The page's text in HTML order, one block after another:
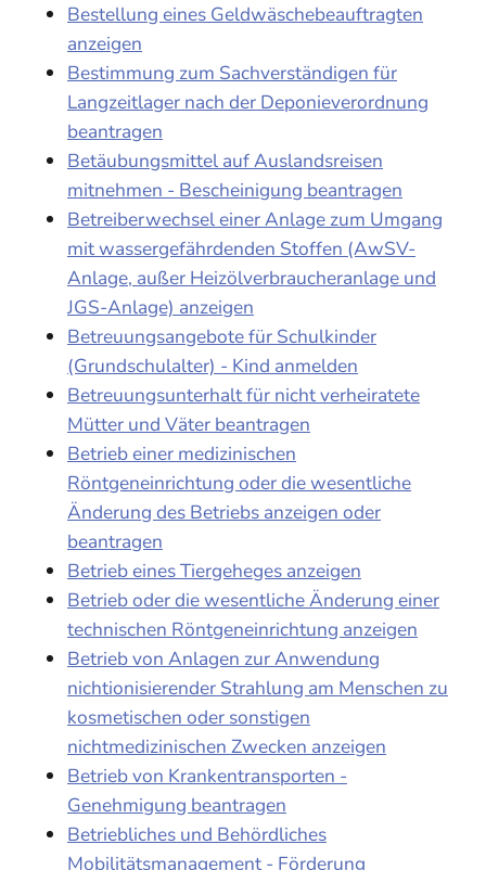
Bestellung eines Geldwäschebeauftragten
anzeigen
Bestimmung zum Sachverständigen für
Langzeitlager nach der Deponieverordnung
beantragen
Betäubungsmittel auf Auslandsreisen
mitnehmen - Bescheinigung beantragen
Betreiberwechsel einer Anlage zum Umgang
mit wassergefährdenden Stoffen (AwSV-
Anlage, außer Heizölverbraucheranlage und
JGS-Anlage) anzeigen
Betreuungsangebote für Schulkinder
(Grundschulalter) - Kind anmelden
Betreuungsunterhalt für nicht verheiratete
Mütter und Väter beantragen
Betrieb einer medizinischen
Röntgeneinrichtung oder die wesentliche
Änderung des Betriebs anzeigen oder
beantragen
Betrieb eines Tiergeheges anzeigen
Betrieb oder die wesentliche Änderung einer
technischen Röntgeneinrichtung anzeigen
Betrieb von Anlagen zur Anwendung
nichtionisierender Strahlung am Menschen zu
kosmetischen oder sonstigen
nichtmedizinischen Zwecken anzeigen
Betrieb von Krankentransporten -
Genehmigung beantragen
Betriebliches und Behördliches
Mobilitätsmanagement - Förderung